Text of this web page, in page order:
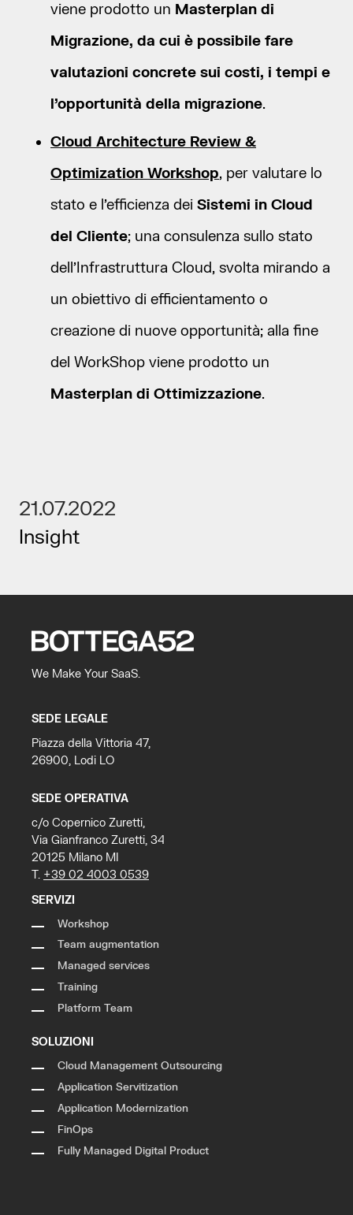
viene prodotto un Masterplan di
Migrazione, da cui è possibile fare
valutazioni concrete sui costi, i tempi e
l’opportunità della migrazione.
Cloud Architecture Review &
Optimization Workshop, per valutare lo
stato e l’efficienza dei Sistemi in Cloud
del Cliente; una consulenza sullo stato
dell’Infrastruttura Cloud, svolta mirando a
un obiettivo di efficientamento o
creazione di nuove opportunità; alla fine
del WorkShop viene prodotto un
Masterplan di Ottimizzazione.
21.07.2022
Insight
We Make Your SaaS.
SEDE LEGALE
Piazza della Vittoria 47,
26900, Lodi LO
SEDE OPERATIVA
c/o Copernico Zuretti,
Via Gianfranco Zuretti, 34
20125 Milano MI
T. +39 02 4003 0539
SERVIZI
Workshop
Team augmentation
Managed services
Training
Platform Team
SOLUZIONI
Cloud Management Outsourcing
Application Servitization
Application Modernization
FinOps
Fully Managed Digital Product